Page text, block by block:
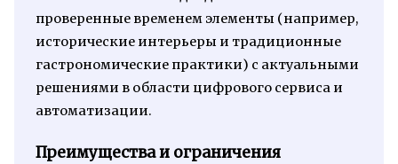
проверенные временем элементы (например,
исторические интерьеры и традиционные
гастрономические практики) с актуальными
решениями в области цифрового сервиса и
автоматизации.
Преимущества и ограничения